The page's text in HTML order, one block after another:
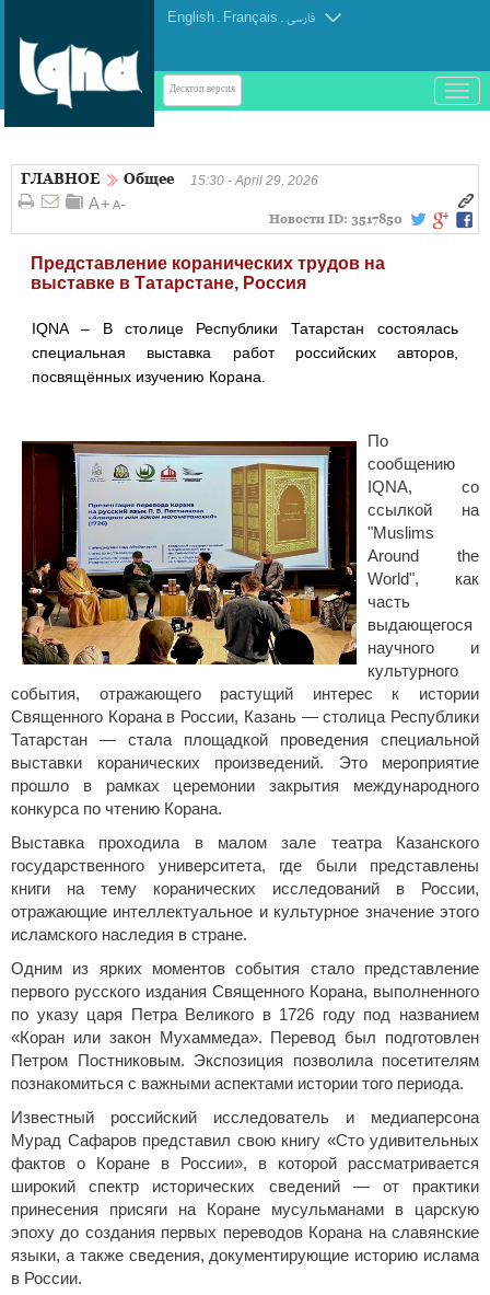
English . Français . فارسی
Десктоп-версия
باز
و
کردن
ГЛАВНОЕ Общее 15:30 - April 29, 2026
Новости ID: 3517850
Представление коранических трудов на
выставке в Татарстане, Россия
IQNA – В столице Республики Татарстан состоялась
специальная выставка работ российских авторов,
посвящённых изучению Корана.
По
сообщению
IQNA, со
ссылкой на
"Muslims
Around the
World", как
часть
выдающегося
научного и
культурного
события, отражающего растущий интерес к истории
Священного Корана в России, Казань — столица Республики
Татарстан — стала площадкой проведения специальной
выставки коранических произведений. Это мероприятие
прошло в рамках церемонии закрытия международного
конкурса по чтению Корана.
Выставка проходила в малом зале театра Казанского
государственного университета, где были представлены
книги на тему коранических исследований в России,
отражающие интеллектуальное и культурное значение этого
исламского наследия в стране.
Одним из ярких моментов события стало представление
первого русского издания Священного Корана, выполненного
по указу царя Петра Великого в 1726 году под названием
«Коран или закон Мухаммеда». Перевод был подготовлен
Петром Постниковым. Экспозиция позволила посетителям
познакомиться с важными аспектами истории того периода.
Известный российский исследователь и медиаперсона
Мурад Сафаров представил свою книгу «Сто удивительных
фактов о Коране в России», в которой рассматривается
широкий спектр исторических сведений — от практики
принесения присяги на Коране мусульманами в царскую
эпоху до создания первых переводов Корана на славянские
языки, а также сведения, документирующие историю ислама
в России.